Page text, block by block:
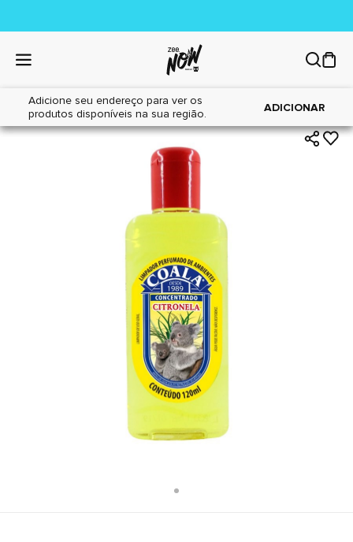
Adicione seu endereço para ver os
produtos disponíveis na sua região.
ADICIONAR
Home|Cães|Higiene